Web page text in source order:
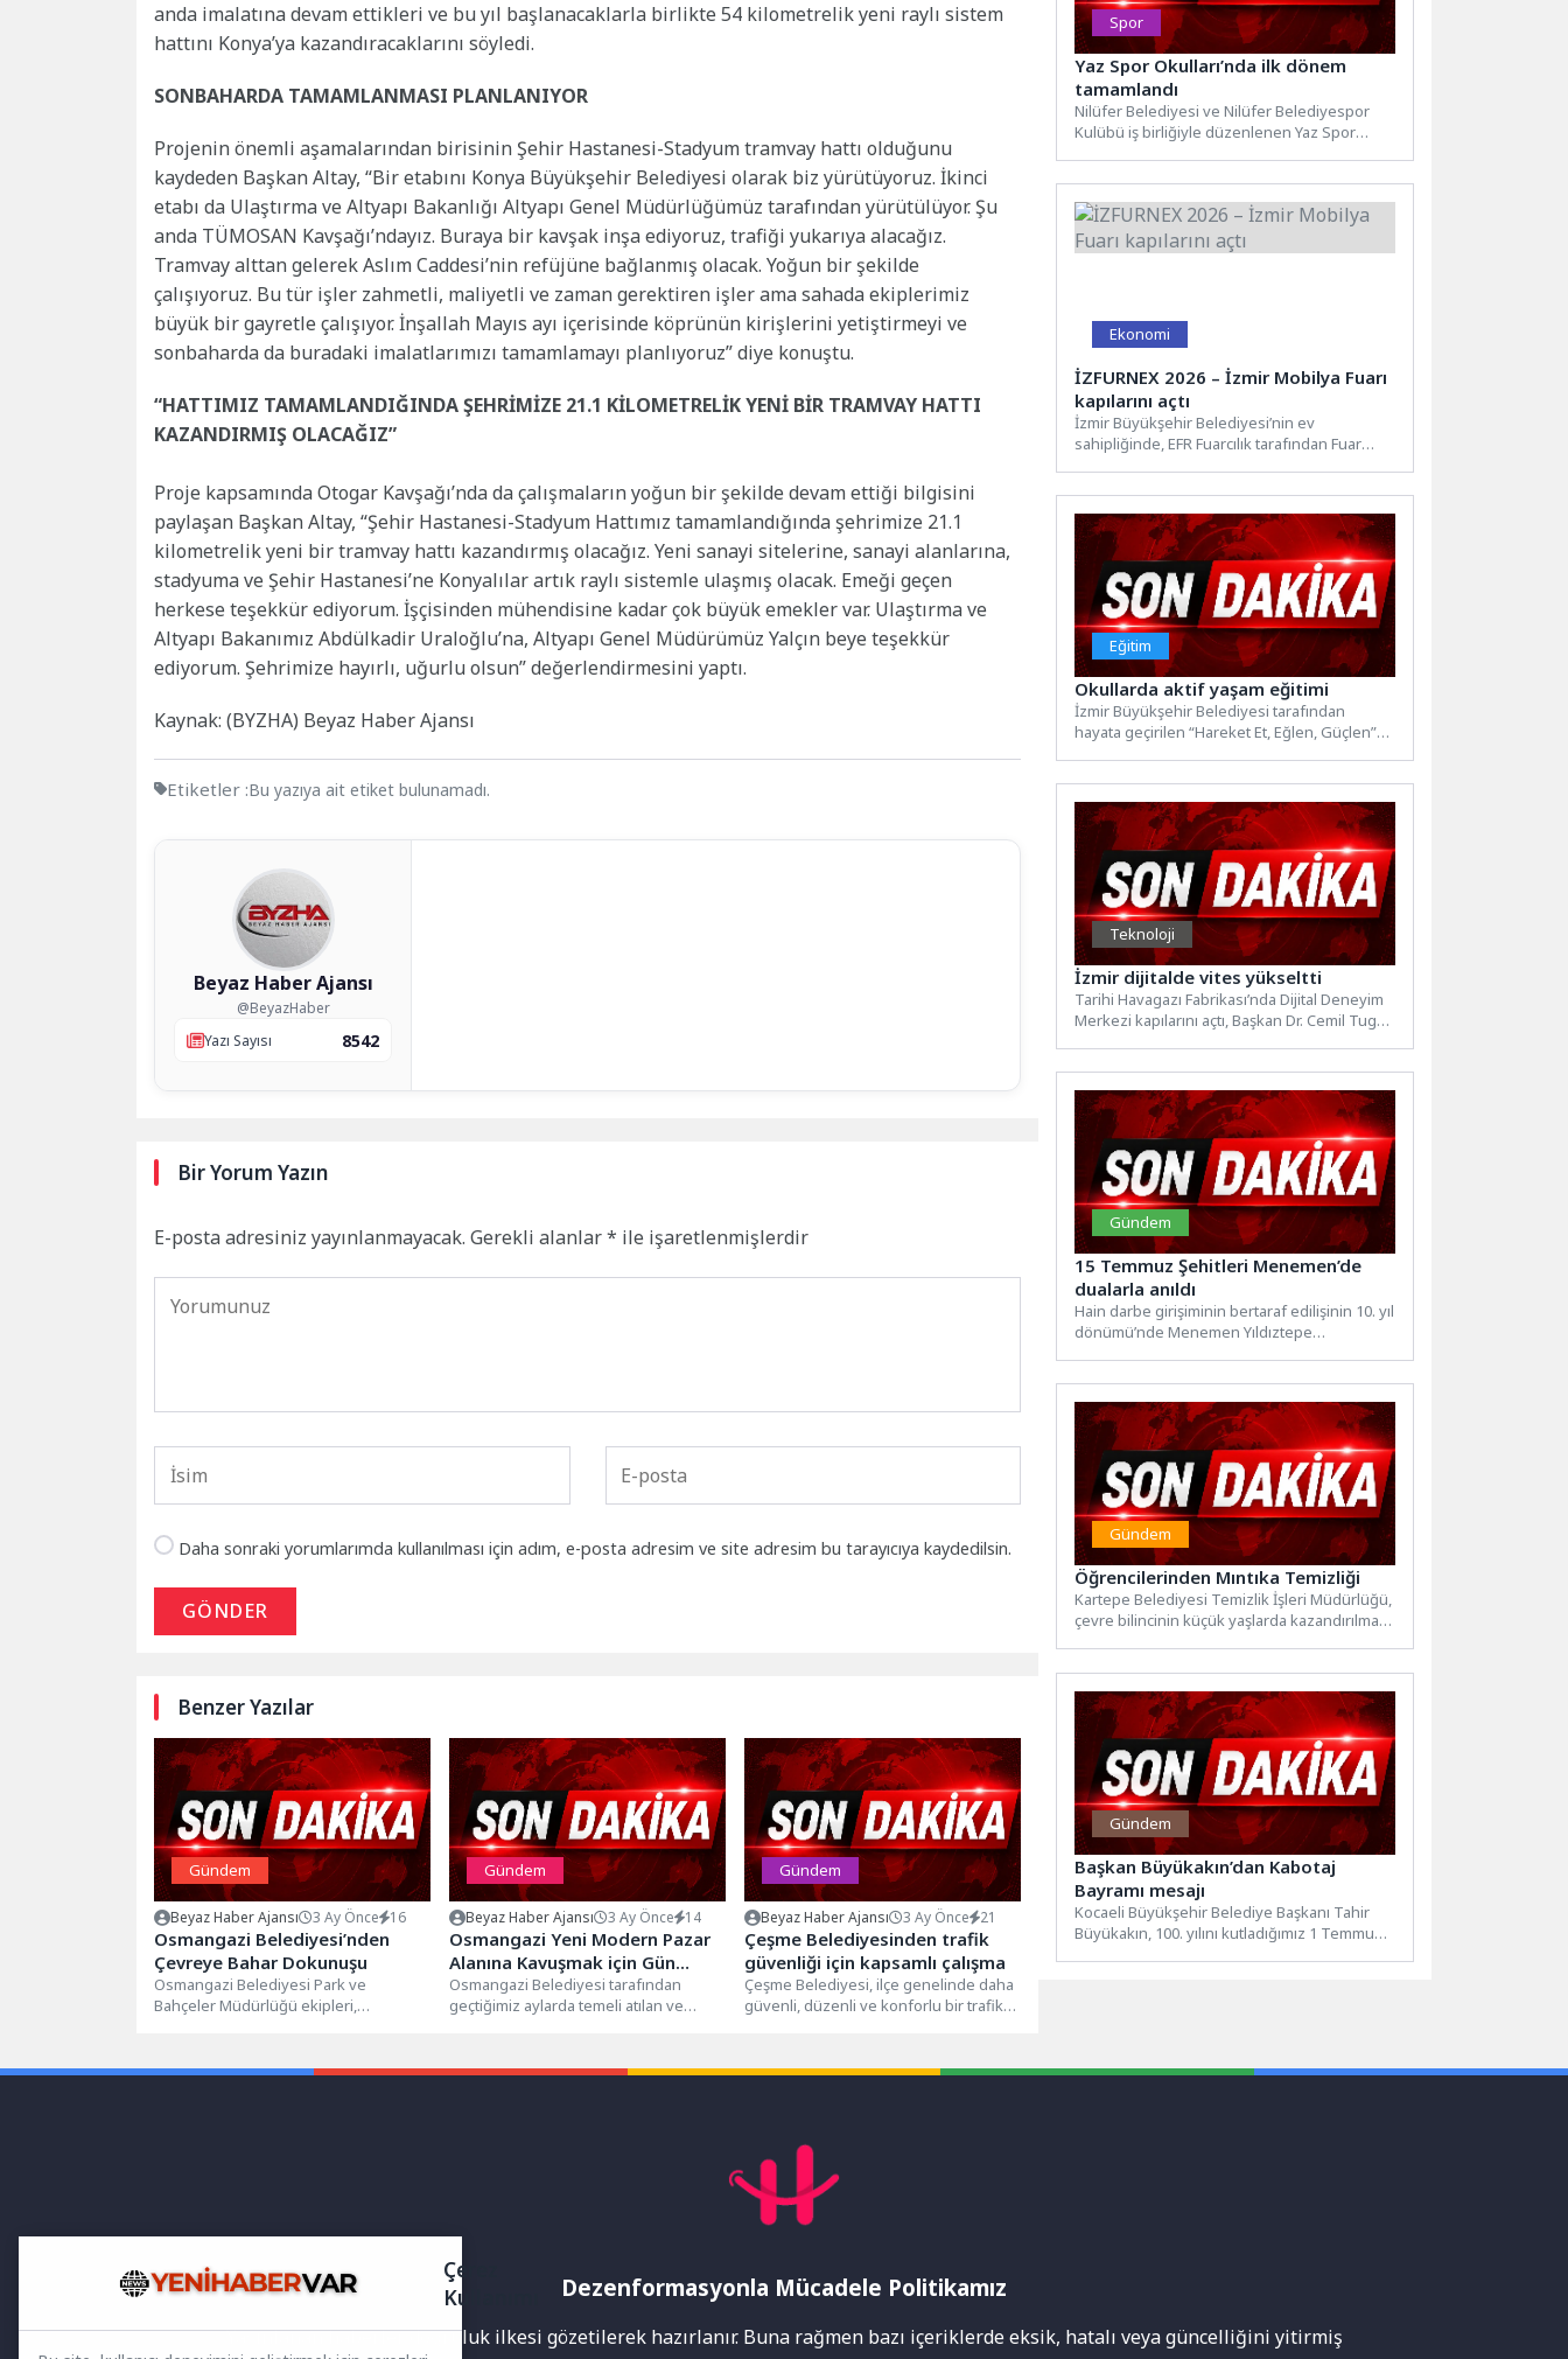
anda imalatına devam ettikleri ve bu yıl başlanacaklarla birlikte 54 kilometrelik yeni raylı sistem
hattını Konya’ya kazandıracaklarını söyledi.
SONBAHARDA TAMAMLANMASI PLANLANIYOR
Projenin önemli aşamalarından birisinin Şehir Hastanesi-Stadyum tramvay hattı olduğunu
kaydeden Başkan Altay, “Bir etabını Konya Büyükşehir Belediyesi olarak biz yürütüyoruz. İkinci
etabı da Ulaştırma ve Altyapı Bakanlığı Altyapı Genel Müdürlüğümüz tarafından yürütülüyor. Şu
anda TÜMOSAN Kavşağı’ndayız. Buraya bir kavşak inşa ediyoruz, trafiği yukarıya alacağız.
Tramvay alttan gelerek Aslım Caddesi’nin refüjüne bağlanmış olacak. Yoğun bir şekilde
çalışıyoruz. Bu tür işler zahmetli, maliyetli ve zaman gerektiren işler ama sahada ekiplerimiz
büyük bir gayretle çalışıyor. İnşallah Mayıs ayı içerisinde köprünün kirişlerini yetiştirmeyi ve
sonbaharda da buradaki imalatlarımızı tamamlamayı planlıyoruz” diye konuştu.
“HATTIMIZ TAMAMLANDIĞINDA ŞEHRİMİZE 21.1 KİLOMETRELİK YENİ BİR TRAMVAY HATTI
KAZANDIRMIŞ OLACAĞIZ”
Proje kapsamında Otogar Kavşağı’nda da çalışmaların yoğun bir şekilde devam ettiği bilgisini
paylaşan Başkan Altay, “Şehir Hastanesi-Stadyum Hattımız tamamlandığında şehrimize 21.1
kilometrelik yeni bir tramvay hattı kazandırmış olacağız. Yeni sanayi sitelerine, sanayi alanlarına,
stadyuma ve Şehir Hastanesi’ne Konyalılar artık raylı sistemle ulaşmış olacak. Emeği geçen
herkese teşekkür ediyorum. İşçisinden mühendisine kadar çok büyük emekler var. Ulaştırma ve
Altyapı Bakanımız Abdülkadir Uraloğlu’na, Altyapı Genel Müdürümüz Yalçın beye teşekkür
ediyorum. Şehrimize hayırlı, uğurlu olsun” değerlendirmesini yaptı.
Kaynak: (BYZHA) Beyaz Haber Ajansı
Etiketler :Bu yazıya ait etiket bulunamadı.
Beyaz Haber Ajansı
@BeyazHaber
Yazı Sayısı
8542
Bir Yorum Yazın
E-posta adresiniz yayınlanmayacak. Gerekli alanlar* ile işaretlenmişlerdir
Daha sonraki yorumlarımda kullanılması için adım, e-posta adresim ve site adresim bu tarayıcıya kaydedilsin.
GÖNDER
Benzer Yazılar
Gündem
Beyaz Haber Ajansı 3 Ay Önce 16
Osmangazi Belediyesi’nden
Çevreye Bahar Dokunuşu
Osmangazi Belediyesi Park ve
Bahçeler Müdürlüğü ekipleri,
Gündem
Beyaz Haber Ajansı 3 Ay Önce 14
Osmangazi Yeni Modern Pazar
Alanına Kavuşmak için Gün
Sayıyor
Osmangazi Belediyesi tarafından
geçtiğimiz aylarda temeli atılan ve
Gündem
Beyaz Haber Ajansı 3 Ay Önce 21
Çeşme Belediyesinden trafik
güvenliği için kapsamlı çalışma
Çeşme Belediyesi, ilçe genelinde daha
güvenli, düzenli ve konforlu bir trafik
Spor
Yaz Spor Okulları’nda ilk dönem
tamamlandı
Nilüfer Belediyesi ve Nilüfer Belediyespor
Kulübü iş birliğiyle düzenlenen Yaz Spor
Ekonomi
İZFURNEX 2026 – İzmir Mobilya Fuarı
kapılarını açtı
İzmir Büyükşehir Belediyesi’nin ev
sahipliğinde, EFR Fuarcılık tarafından Fuar
Eğitim
Okullarda aktif yaşam eğitimi
İzmir Büyükşehir Belediyesi tarafından
hayata geçirilen “Hareket Et, Eğlen, Güçlen”
Teknoloji
İzmir dijitalde vites yükseltti
Tarihi Havagazı Fabrikası’nda Dijital Deneyim
Merkezi kapılarını açtı, Başkan Dr. Cemil Tugay
Gündem
15 Temmuz Şehitleri Menemen’de
dualarla anıldı
Hain darbe girişiminin bertaraf edilişinin 10. yıl
dönümü’nde Menemen Yıldıztepe
Gündem
Öğrencilerinden Mıntıka Temizliği
Kartepe Belediyesi Temizlik İşleri Müdürlüğü,
çevre bilincinin küçük yaşlarda kazandırılması
Gündem
Başkan Büyükakın’dan Kabotaj
Bayramı mesajı
Kocaeli Büyükşehir Belediye Başkanı Tahir
Büyükakın, 100. yılını kutladığımız 1 Temmuz
Dezenformasyonla Mücadele Politikamız
Yayınlanan haberler doğruluk ilkesi gözetilerek hazırlanır. Buna rağmen bazı içeriklerde eksik, hatalı veya güncelliğini yitirmiş
Çerez
Kullanımı